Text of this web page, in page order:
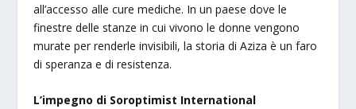
all’accesso alle cure mediche. In un paese dove le
finestre delle stanze in cui vivono le donne vengono
murate per renderle invisibili, la storia di Aziza è un faro
di speranza e di resistenza.
L’impegno di Soroptimist International